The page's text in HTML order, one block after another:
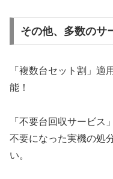
その他、多数のサ
「複数台セット割」適
能！
「不要台回収サービス
不要になった実機の処
い。